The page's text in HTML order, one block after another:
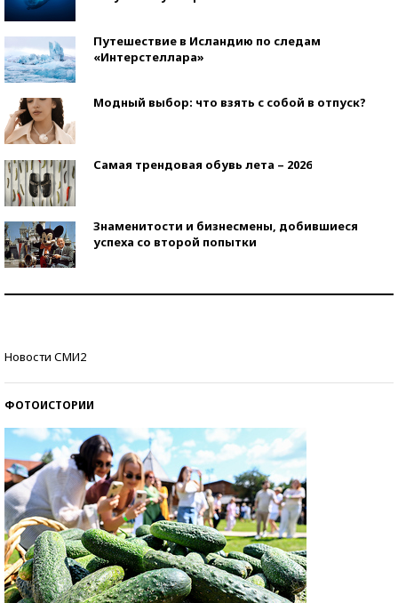
Путешествие в Исландию по следам
«Интерстеллара»
Модный выбор: что взять с собой в отпуск?
Самая трендовая обувь лета – 2026
Знаменитости и бизнесмены, добившиеся
успеха со второй попытки
Новости СМИ2
ФОТОИСТОРИИ